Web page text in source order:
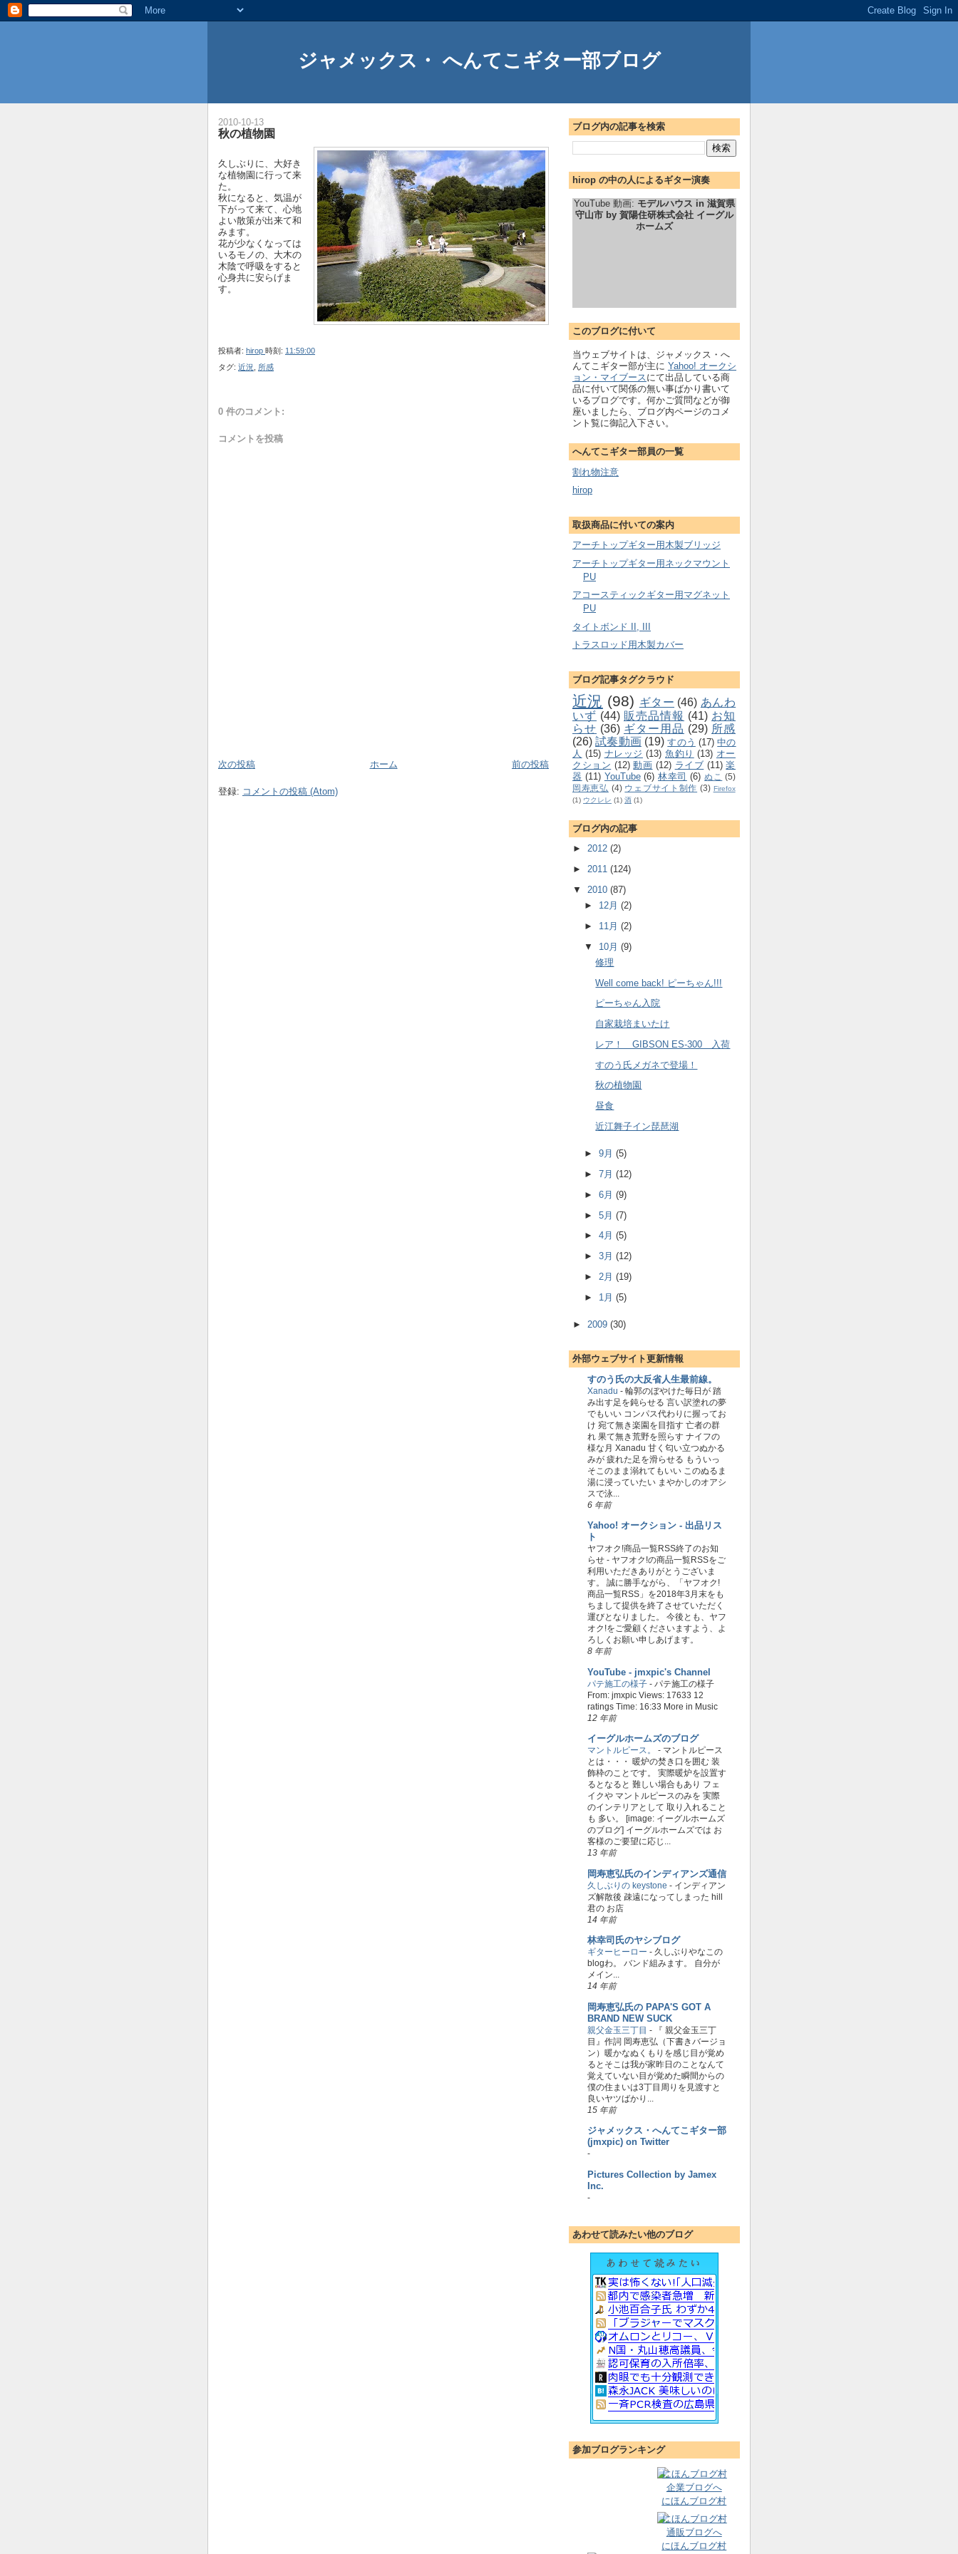
ジャメックス・ へんてこギター部ブログ
2010-10-13
秋の植物園
久しぶりに、大好き
な植物園に行って来
た。
秋になると、気温が
下がって来て、心地
よい散策が出来て和
みます。
花が少なくなっては
いるモノの、大木の
木陰で呼吸をすると
心身共に安らげま
す。
投稿者: hirop 時刻: 11:59:00
タグ: 近況 所感
0 件のコメント:
コメントを投稿
次の投稿 前の投稿
ホーム
登録: コメントの投稿 (Atom)
ブログ内の記事を検索
hirop の中の人によるギター演奏
YouTube 動画: モデルハウス in 滋賀県
守山市 by 賀陽住研株式会社 イーグル
ホームズ
このブログに付いて
当ウェブサイトは、ジャメックス・へ
んてこギター部が主に Yahoo! オークシ
ョン・マイブース にて出品している商
品に付いて関係の無い事ばかり書いて
いるブログです。何かご質問などが御
座いましたら、ブログ内ページのコメ
ント覧に御記入下さい。
へんてこギター部員の一覧
割れ物注意
hirop
取扱商品に付いての案内
アーチトップギター用木製ブリッジ
アーチトップギター用ネックマウント
PU
アコースティックギター用マグネット
PU
タイトボンド II, III
トラスロッド用木製カバー
ブログ記事タグクラウド
近況 (98) ギター (46) あんわ
いず (44) 販売品情報 (41) お知
らせ (36) ギター用品 (29) 所感
(26) 試奏動画 (19) すのう (17) 中の
人 (15) ナレッジ (13) 魚釣り (13) オー
クション (12) 動画 (12) ライブ (11) 楽
器 (11) YouTube (6) 林幸司 (6) ぬこ (5)
岡寿恵弘 (4) ウェブサイト制作 (3) Firefox
(1) ウクレレ (1) 酒 (1)
ブログ内の記事
► 2012 (2)
► 2011 (124)
▼ 2010 (87)
► 12月 (2)
► 11月 (2)
▼ 10月 (9)
修理
Well come back! ピーちゃん!!!
ピーちゃん入院
自家栽培まいたけ
レア！ GIBSON ES-300 入荷
すのう氏メガネで登場！
秋の植物園
昼食
近江舞子イン琵琶湖
► 9月 (5)
► 7月 (12)
► 6月 (9)
► 5月 (7)
► 4月 (5)
► 3月 (12)
► 2月 (19)
► 1月 (5)
► 2009 (30)
外部ウェブサイト更新情報
すのう氏の大反省人生最前線。
Xanadu - 輪郭のぼやけた毎日が 踏
み出す足を鈍らせる 言い訳塗れの夢
でもいい コンパス代わりに握ってお
け 宛て無き楽園を目指す 亡者の群
れ 果て無き荒野を照らす ナイフの
様な月 Xanadu 甘く匂い立つぬかる
みが 疲れた足を滑らせる もういっ
そこのまま溺れてもいい このぬるま
湯に浸っていたい まやかしのオアシ
スで泳...
6 年前
Yahoo! オークション - 出品リス
ト
ヤフオク!商品一覧RSS終了のお知
らせ - ヤフオク!の商品一覧RSSをご
利用いただきありがとうございま
す。 誠に勝手ながら、「ヤフオク!
商品一覧RSS」を2018年3月末をも
ちまして提供を終了させていただく
運びとなりました。 今後とも、ヤフ
オク!をご愛顧くださいますよう、よ
ろしくお願い申しあげます。
8 年前
YouTube - jmxpic's Channel
パテ施工の様子 - パテ施工の様子
From: jmxpic Views: 17633 12
ratings Time: 16:33 More in Music
12 年前
イーグルホームズのブログ
マントルピース。 - マントルピース
とは・・・ 暖炉の焚き口を囲む 装
飾枠のことです。 実際暖炉を設置す
るとなると 難しい場合もあり フェ
イクや マントルピースのみを 実際
のインテリアとして 取り入れること
も 多い。 [image: イーグルホームズ
のブログ] イーグルホームズでは お
客様のご要望に応じ...
13 年前
岡寿恵弘氏のインディアンズ通信
久しぶりの keystone - インディアン
ズ解散後 疎遠になってしまった hill
君の お店
14 年前
林幸司氏のヤシブログ
ギターヒーロー - 久しぶりやなこの
blogわ。 バンド組みます。 自分が
メイン...
14 年前
岡寿恵弘氏の PAPA'S GOT A
BRAND NEW SUCK
親父金玉三丁目 -
『 親父金玉三丁
目』作詞 岡寿恵弘（下書きバージョ
ン）暖かなぬくもりを感じ目が覚め
るとそこは我が家昨日のことなんて
覚えていない目が覚めた瞬間からの
僕の住まいは3丁目周りを見渡すと
良いヤツばかり...
15 年前
ジャメックス・へんてこギター部
(jmxpic) on Twitter
-
Pictures Collection by Jamex
Inc.
-
あわせて読みたい他のブログ
参加ブログランキング
にほんブログ村
にほんブログ村